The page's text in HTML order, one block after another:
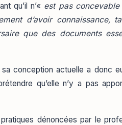
qu’il n’« est pas concevable
d’avoir connaissance,
que des documents
conception actuelle a donc
qu’elle n’y a pas
dénoncées par le